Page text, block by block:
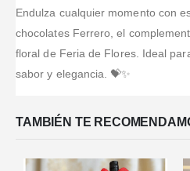
Endulza cualquier momento con
chocolates Ferrero, el
floral de Feria de Flores. Ideal
sabor y elegancia. 💝✨
TAMBIÉN TE